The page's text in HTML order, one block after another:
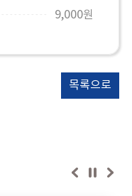
9,000원
목록으로